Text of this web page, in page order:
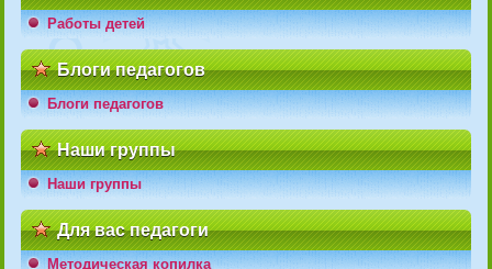
Работы детей
Блоги педагогов
Блоги педагогов
Наши группы
Наши группы
Для вас педагоги
Методическая копилка